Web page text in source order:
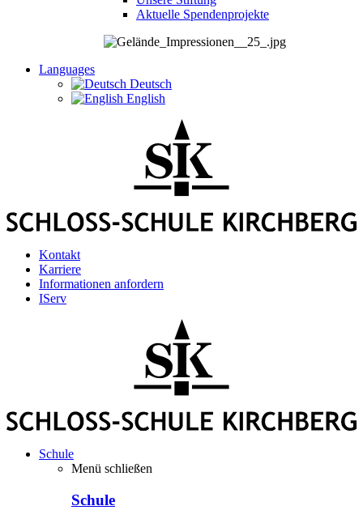
Aktuelle Spendenprojekte
Languages
Deutsch
English
Kontakt
Karriere
Informationen anfordern
IServ
Schule
Menü schließen
Schule